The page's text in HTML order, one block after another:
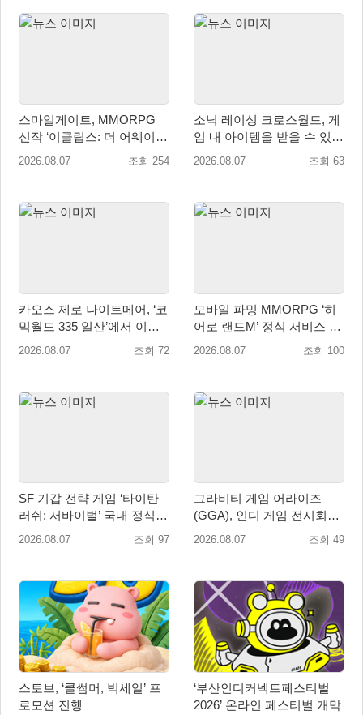
스마일게이트, MMORPG
신작 ‘이클립스: 더 어웨이크
닝’ 9월 10일 론칭!
2026.08.07 조회 254
소닉 레이싱 크로스월드, 게
임 내 아이템을 받을 수 있는
‘레전드 대회 라운드 7’ 개최!
2026.08.07 조회 63
카오스 제로 나이트메어, ‘코
믹월드 335 일산’에서 이용
자 소통 예고
2026.08.07 조회 72
모바일 파밍 MMORPG ‘히
어로 랜드M’ 정식 서비스 돌
입
2026.08.07 조회 100
SF 기갑 전략 게임 ‘타이탄
러쉬: 서바이벌’ 국내 정식
출시
2026.08.07 조회 97
그라비티 게임 어라이즈
(GGA), 인디 게임 전시회
‘도쿄 게임 던전 13’ 참가!
2026.08.07 조회 49
스토브, ‘쿨썸머, 빅세일’ 프
로모션 진행
‘부산인디커넥트페스티벌
2026’ 온라인 페스티벌 개막